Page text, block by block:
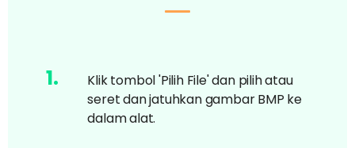
1.
Klik tombol 'Pilih File' dan pilih atau
seret dan jatuhkan gambar BMP ke
dalam alat.